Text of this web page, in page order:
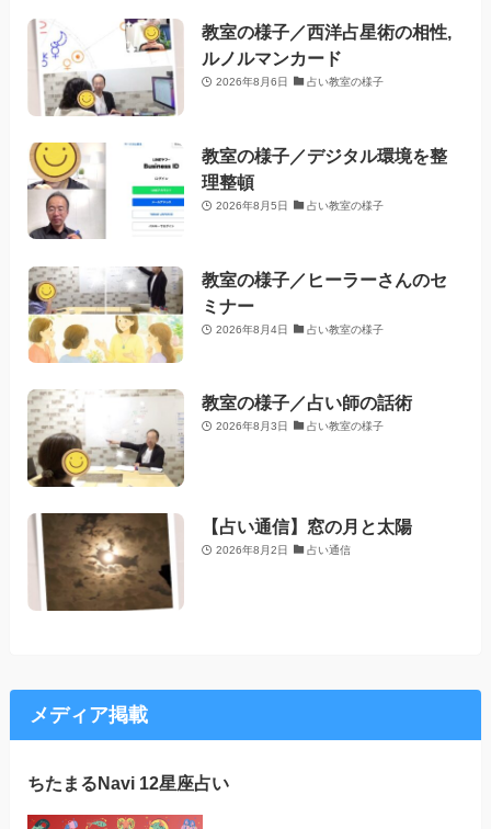
教室の様子／西洋占星術の相性,
ルノルマンカード
2026年8月6日 占い教室の様子
教室の様子／デジタル環境を整
理整頓
2026年8月5日 占い教室の様子
教室の様子／ヒーラーさんのセ
ミナー
2026年8月4日 占い教室の様子
教室の様子／占い師の話術
2026年8月3日 占い教室の様子
【占い通信】窓の月と太陽
2026年8月2日 占い通信
メディア掲載
ちたまるNavi 12星座占い